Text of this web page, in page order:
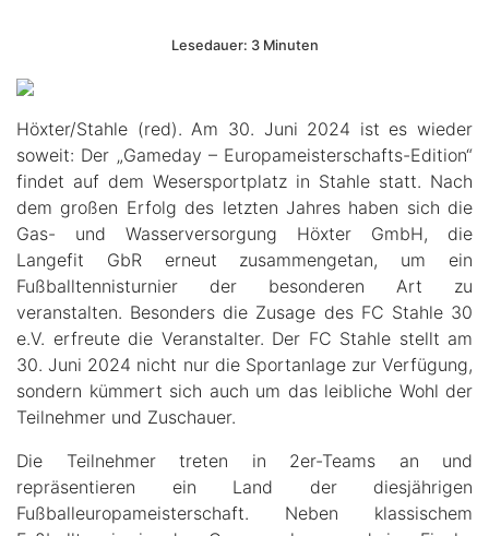
Lesedauer: 3 Minuten
Höxter/Stahle (red). Am 30. Juni 2024 ist es wieder
soweit: Der „Gameday – Europameisterschafts-Edition“
findet auf dem Wesersportplatz in Stahle statt. Nach
dem großen Erfolg des letzten Jahres haben sich die
Gas- und Wasserversorgung Höxter GmbH, die
Langefit GbR erneut zusammengetan, um ein
Fußballtennisturnier der besonderen Art zu
veranstalten. Besonders die Zusage des FC Stahle 30
e.V. erfreute die Veranstalter. Der FC Stahle stellt am
30. Juni 2024 nicht nur die Sportanlage zur Verfügung,
sondern kümmert sich auch um das leibliche Wohl der
Teilnehmer und Zuschauer.
Die Teilnehmer treten in 2er-Teams an und
repräsentieren ein Land der diesjährigen
Fußballeuropameisterschaft. Neben klassischem